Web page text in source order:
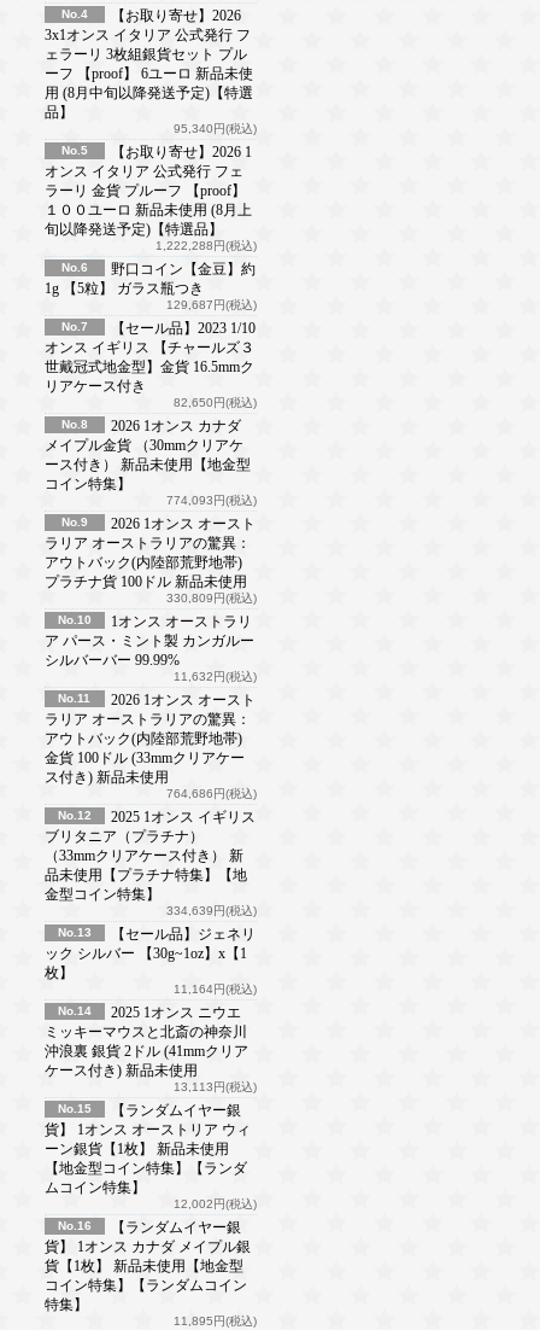
No.4
【お取り寄せ】2026
3x1オンス イタリア 公式発行 フ
ェラーリ 3枚組銀貨セット プル
ーフ 【proof】 6ユーロ 新品未使
用 (8月中旬以降発送予定)【特選
品】
95,340円(税込)
No.5
【お取り寄せ】2026 1
オンス イタリア 公式発行 フェ
ラーリ 金貨 プルーフ 【proof】
１００ユーロ 新品未使用 (8月上
旬以降発送予定)【特選品】
1,222,288円(税込)
No.6
野口コイン【金豆】約
1g 【5粒】 ガラス瓶つき
129,687円(税込)
No.7
【セール品】2023 1/10
オンス イギリス 【チャールズ３
世戴冠式地金型】金貨 16.5mmク
リアケース付き
82,650円(税込)
No.8
2026 1オンス カナダ
メイプル金貨 （30mmクリアケ
ース付き） 新品未使用【地金型
コイン特集】
774,093円(税込)
No.9
2026 1オンス オースト
ラリア オーストラリアの驚異：
アウトバック(内陸部荒野地帯)
プラチナ貨 100ドル 新品未使用
330,809円(税込)
No.10
1オンス オーストラリ
ア パース・ミント製 カンガルー
シルバーバー 99.99%
11,632円(税込)
No.11
2026 1オンス オースト
ラリア オーストラリアの驚異：
アウトバック(内陸部荒野地帯)
金貨 100ドル (33mmクリアケー
ス付き) 新品未使用
764,686円(税込)
No.12
2025 1オンス イギリス
ブリタニア（プラチナ）
（33mmクリアケース付き） 新
品未使用【プラチナ特集】【地
金型コイン特集】
334,639円(税込)
No.13
【セール品】ジェネリ
ック シルバー 【30g~1oz】x【1
枚】
11,164円(税込)
No.14
2025 1オンス ニウエ
ミッキーマウスと北斎の神奈川
沖浪裏 銀貨 2ドル (41mmクリア
ケース付き) 新品未使用
13,113円(税込)
No.15
【ランダムイヤー銀
貨】 1オンス オーストリア ウィ
ーン銀貨【1枚】 新品未使用
【地金型コイン特集】【ランダ
ムコイン特集】
12,002円(税込)
No.16
【ランダムイヤー銀
貨】 1オンス カナダ メイプル銀
貨【1枚】 新品未使用【地金型
コイン特集】【ランダムコイン
特集】
11,895円(税込)